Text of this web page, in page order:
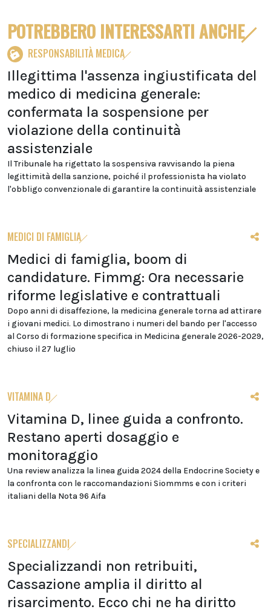
POTREBBERO INTERESSARTI ANCHE
RESPONSABILITÀ MEDICA
Illegittima l'assenza ingiustificata del
medico di medicina generale:
confermata la sospensione per
violazione della continuità
assistenziale
Il Tribunale ha rigettato la sospensiva ravvisando la piena
legittimità della sanzione, poiché il professionista ha violato
l'obbligo convenzionale di garantire la continuità assistenziale
MEDICI DI FAMIGLIA
Medici di famiglia, boom di
candidature. Fimmg: Ora necessarie
riforme legislative e contrattuali
Dopo anni di disaffezione, la medicina generale torna ad attirare
i giovani medici. Lo dimostrano i numeri del bando per l'accesso
al Corso di formazione specifica in Medicina generale 2026-2029,
chiuso il 27 luglio
VITAMINA D
Vitamina D, linee guida a confronto.
Restano aperti dosaggio e
monitoraggio
Una review analizza la linea guida 2024 della Endocrine Society e
la confronta con le raccomandazioni Siommms e con i criteri
italiani della Nota 96 Aifa
SPECIALIZZANDI
Specializzandi non retribuiti,
Cassazione amplia il diritto al
risarcimento. Ecco chi ne ha diritto